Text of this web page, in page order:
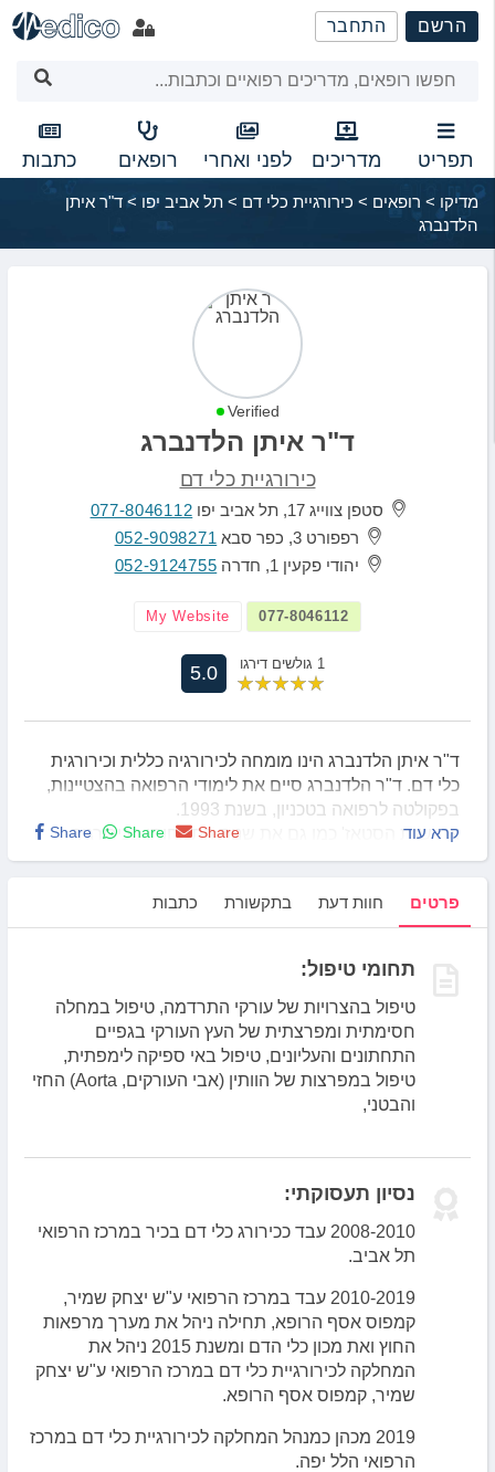
שִׂים
לֵב:
מַעֲרֶכֶת
נָגִישׁ
בִּקְלִיק
הַמְּסַיַּעַת
לִנְגִישׁוּת
הָאֲתָר.
הרשם התחבר
תפריט מדריכים לפני ואחרי רופאים כתבות
מדיקו > רופאים > כירורגיית כלי דם > תל אביב יפו > ד"ר איתן
הלדנברג
Verified
ד"ר איתן הלדנברג
כירורגיית כלי דם
סטפן צווייג 17, תל אביב יפו
077-8046112
רפפורט 3, כפר סבא
052-9098271
יהודי פקעין 1, חדרה
052-9124755
077-8046112
My Website
1 גולשים דירגו 5.0
ד"ר איתן הלדנברג הינו מומחה לכירורגיה כללית וכירורגית
כלי דם. ד"ר הלדנברג סיים את לימודי הרפואה בהצטיינות,
בפקולטה לרפואה בטכניון, בשנת 1993.
את שנת הסטאז' כמו גם את שנות התמחותו בכירורגיה
כללית ובכירורגיית כלי דם, בילה במרכז הרפואי ע"ש חיים
בביה"ח St. Mary's בכירורגיה אנדווסקולרית. עם חזרתו
לארץ, עבד ככירורג כלי דם בכיר במרכז הרפואי ע"ש חיים
דר' הלדנברג עוסק בפעילות אקדמית ענפה הכוללת כתיבת
מאמרים, המפורסמים במיטב ירחוני הרפואה העולמיים.
Share Share Share קרא עוד
פרטים חוות דעת בתקשורת כתבות
תחומי טיפול:
טיפול בהצרויות של עורקי התרדמה, טיפול במחלה
חסימתית ומפרצתית של העץ העורקי בגפיים
התחתונים והעליונים, טיפול באי ספיקה לימפתית,
טיפול במפרצות של הוותין (אבי העורקים, Aorta) החזי
והבטני,
נסיון תעסוקתי:
2008-2010 עבד ככירורג כלי דם בכיר במרכז הרפואי
תל אביב.
2010-2019 עבד במרכז הרפואי ע"ש יצחק שמיר,
קמפוס אסף הרופא, תחילה ניהל את מערך מרפאות
החוץ ואת מכון כלי הדם ומשנת 2015 ניהל את
המחלקה לכירורגיית כלי דם במרכז הרפואי ע"ש יצחק
שמיר, קמפוס אסף הרופא.
2019 מכהן כמנהל המחלקה לכירורגיית כלי דם במרכז
הרפואי הלל יפה.